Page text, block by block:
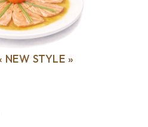
NEW STYLE »